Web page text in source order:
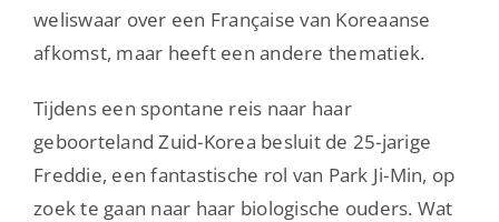
weliswaar over een Française van Koreaanse
afkomst, maar heeft een andere thematiek.
Tijdens een spontane reis naar haar
geboorteland Zuid-Korea besluit de 25-jarige
Freddie, een fantastische rol van Park Ji-Min, op
zoek te gaan naar haar biologische ouders. Wat